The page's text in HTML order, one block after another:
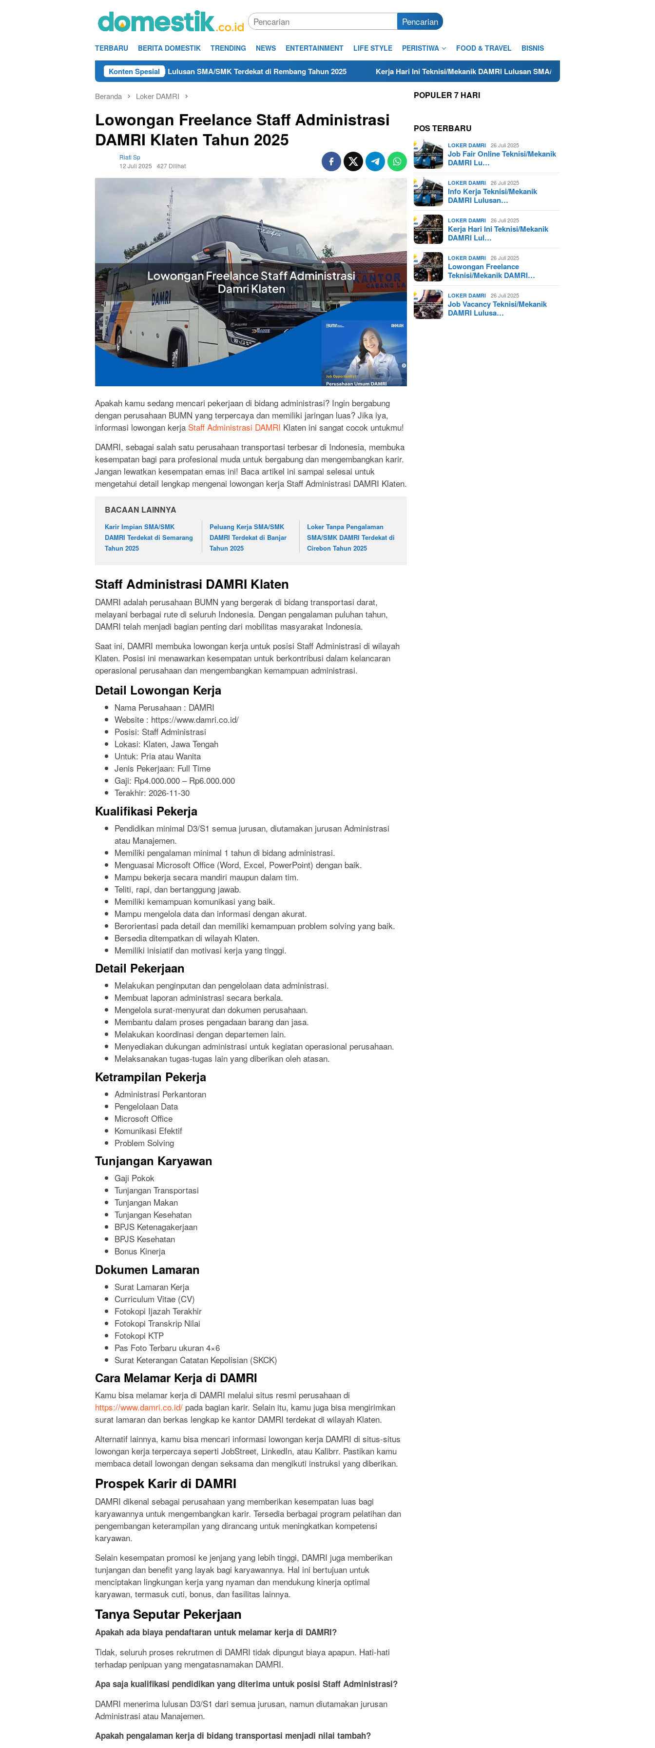
Pencarian
TERBARU BERITA DOMESTIK TRENDING NEWS ENTERTAINMENT LIFE STYLE PERISTIWA FOOD & TRAVEL BISNIS
Konten Spesial
Teknisi/Mekanik DAMRI Lulusan SMA/SMK Terdekat di Rembang Tahun 2025 Kerja Hari Ini Teknisi/Mekanik DAMRI Lulusan SMA/SMK Terdekat di Cilacap Tahun 2025
Beranda Loker DAMRI
Lowongan Freelance Staff Administrasi
DAMRI Klaten Tahun 2025
Riati Sp
12 Juli 2025
427 Dilihat
Apakah kamu sedang mencari pekerjaan di bidang administrasi? Ingin bergabung
dengan perusahaan BUMN yang terpercaya dan memiliki jaringan luas? Jika iya,
informasi lowongan kerja Staff Administrasi DAMRI Klaten ini sangat cocok untukmu!
DAMRI, sebagai salah satu perusahaan transportasi terbesar di Indonesia, membuka
kesempatan bagi para profesional muda untuk bergabung dan mengembangkan karir.
Jangan lewatkan kesempatan emas ini! Baca artikel ini sampai selesai untuk
mengetahui detail lengkap mengenai lowongan kerja Staff Administrasi DAMRI Klaten.
BACAAN LAINNYA
Karir Impian SMA/SMK
DAMRI Terdekat di Semarang
Tahun 2025
Peluang Kerja SMA/SMK
DAMRI Terdekat di Banjar
Tahun 2025
Loker Tanpa Pengalaman
SMA/SMK DAMRI Terdekat di
Cirebon Tahun 2025
Staff Administrasi DAMRI Klaten
DAMRI adalah perusahaan BUMN yang bergerak di bidang transportasi darat,
melayani berbagai rute di seluruh Indonesia. Dengan pengalaman puluhan tahun,
DAMRI telah menjadi bagian penting dari mobilitas masyarakat Indonesia.
Saat ini, DAMRI membuka lowongan kerja untuk posisi Staff Administrasi di wilayah
Klaten. Posisi ini menawarkan kesempatan untuk berkontribusi dalam kelancaran
operasional perusahaan dan mengembangkan kemampuan administrasi.
Detail Lowongan Kerja
Nama Perusahaan : DAMRI
Website : https://www.damri.co.id/
Posisi: Staff Administrasi
Lokasi: Klaten, Jawa Tengah
Untuk: Pria atau Wanita
Jenis Pekerjaan: Full Time
Gaji: Rp4.000.000 – Rp6.000.000
Terakhir: 2026-11-30
Kualifikasi Pekerja
Pendidikan minimal D3/S1 semua jurusan, diutamakan jurusan Administrasi
atau Manajemen.
Memiliki pengalaman minimal 1 tahun di bidang administrasi.
Menguasai Microsoft Office (Word, Excel, PowerPoint) dengan baik.
Mampu bekerja secara mandiri maupun dalam tim.
Teliti, rapi, dan bertanggung jawab.
Memiliki kemampuan komunikasi yang baik.
Mampu mengelola data dan informasi dengan akurat.
Berorientasi pada detail dan memiliki kemampuan problem solving yang baik.
Bersedia ditempatkan di wilayah Klaten.
Memiliki inisiatif dan motivasi kerja yang tinggi.
Detail Pekerjaan
Melakukan penginputan dan pengelolaan data administrasi.
Membuat laporan administrasi secara berkala.
Mengelola surat-menyurat dan dokumen perusahaan.
Membantu dalam proses pengadaan barang dan jasa.
Melakukan koordinasi dengan departemen lain.
Menyediakan dukungan administrasi untuk kegiatan operasional perusahaan.
Melaksanakan tugas-tugas lain yang diberikan oleh atasan.
Ketrampilan Pekerja
Administrasi Perkantoran
Pengelolaan Data
Microsoft Office
Komunikasi Efektif
Problem Solving
Tunjangan Karyawan
Gaji Pokok
Tunjangan Transportasi
Tunjangan Makan
Tunjangan Kesehatan
BPJS Ketenagakerjaan
BPJS Kesehatan
Bonus Kinerja
Dokumen Lamaran
Surat Lamaran Kerja
Curriculum Vitae (CV)
Fotokopi Ijazah Terakhir
Fotokopi Transkrip Nilai
Fotokopi KTP
Pas Foto Terbaru ukuran 4×6
Surat Keterangan Catatan Kepolisian (SKCK)
Cara Melamar Kerja di DAMRI
Kamu bisa melamar kerja di DAMRI melalui situs resmi perusahaan di
https://www.damri.co.id/ pada bagian karir. Selain itu, kamu juga bisa mengirimkan
surat lamaran dan berkas lengkap ke kantor DAMRI terdekat di wilayah Klaten.
Alternatif lainnya, kamu bisa mencari informasi lowongan kerja DAMRI di situs-situs
lowongan kerja terpercaya seperti JobStreet, LinkedIn, atau Kalibrr. Pastikan kamu
membaca detail lowongan dengan seksama dan mengikuti instruksi yang diberikan.
Prospek Karir di DAMRI
DAMRI dikenal sebagai perusahaan yang memberikan kesempatan luas bagi
karyawannya untuk mengembangkan karir. Tersedia berbagai program pelatihan dan
pengembangan keterampilan yang dirancang untuk meningkatkan kompetensi
karyawan.
Selain kesempatan promosi ke jenjang yang lebih tinggi, DAMRI juga memberikan
tunjangan dan benefit yang layak bagi karyawannya. Hal ini bertujuan untuk
menciptakan lingkungan kerja yang nyaman dan mendukung kinerja optimal
karyawan, termasuk cuti, bonus, dan fasilitas lainnya.
Tanya Seputar Pekerjaan
Apakah ada biaya pendaftaran untuk melamar kerja di DAMRI?
Tidak, seluruh proses rekrutmen di DAMRI tidak dipungut biaya apapun. Hati-hati
terhadap penipuan yang mengatasnamakan DAMRI.
Apa saja kualifikasi pendidikan yang diterima untuk posisi Staff Administrasi?
DAMRI menerima lulusan D3/S1 dari semua jurusan, namun diutamakan jurusan
Administrasi atau Manajemen.
Apakah pengalaman kerja di bidang transportasi menjadi nilai tambah?
POPULER 7 HARI
POS TERBARU
LOKER DAMRI 26 Juli 2025
Job Fair Online Teknisi/Mekanik
DAMRI Lu…
LOKER DAMRI 26 Juli 2025
Info Kerja Teknisi/Mekanik
DAMRI Lulusan…
LOKER DAMRI 26 Juli 2025
Kerja Hari Ini Teknisi/Mekanik
DAMRI Lul…
LOKER DAMRI 26 Juli 2025
Lowongan Freelance
Teknisi/Mekanik DAMRI…
LOKER DAMRI 26 Juli 2025
Job Vacancy Teknisi/Mekanik
DAMRI Lulusa…